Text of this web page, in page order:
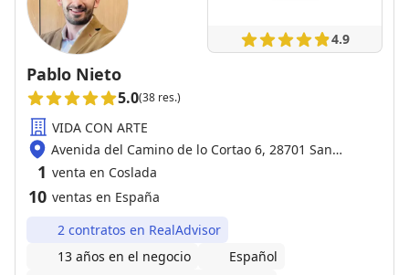
4.9
Pablo Nieto
5.0(38 res.)
VIDA CON ARTE
Avenida del Camino de lo Cortao 6, 28701 San
Sebastián de los Reyes
1 venta en Coslada
10 ventas en España
2 contratos en RealAdvisor
13 años en el negocio
Español